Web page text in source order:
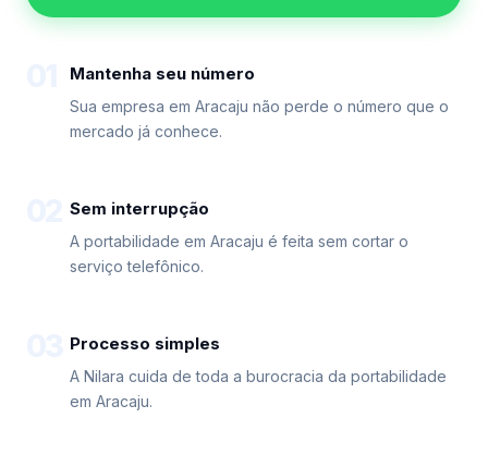
Mantenha seu número
Sua empresa em Aracaju não perde o número que o
mercado já conhece.
Sem interrupção
A portabilidade em Aracaju é feita sem cortar o
serviço telefônico.
Processo simples
A Nilara cuida de toda a burocracia da portabilidade
em Aracaju.